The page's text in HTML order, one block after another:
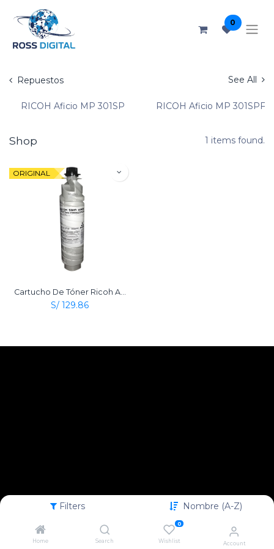
Filters Nombre (A-Z)
Home Search
0
Wishlist Account
0
Repuestos See All
RICOH Aficio MP 301SP RICOH Aficio MP 301SPF
Shop 1 items found.
ORIGINAL
S/ 129.86